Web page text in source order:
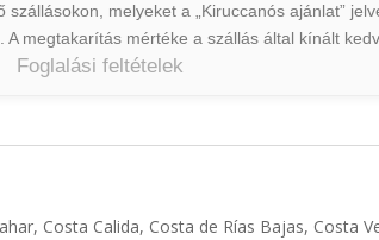
melyeket a „Kiruccanós ajánlat”
megtakarítás mértéke a szállás által kínált
Foglalási feltételek
Costa Calida, Costa de Rías Bajas, Costa